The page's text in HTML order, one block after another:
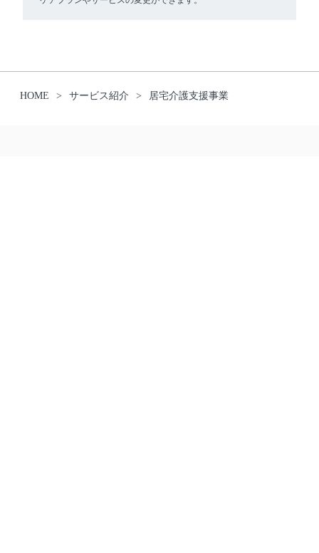
HOME サービス紹介 居宅介護支援事業